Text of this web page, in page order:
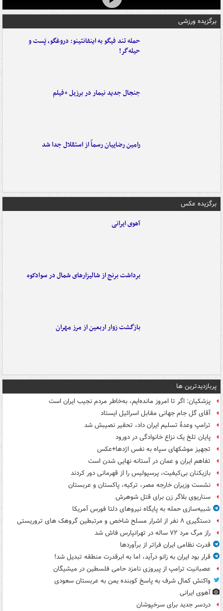
برگزیده ورزشی
حمله تند فیگو به اینفانتینو: دروغگو، پَست‌ و
حیله‌گر!
جنجال جدید نیمار در برزیل +فیلم
رامین رضاییان رسماً از استقلال جدا شد
برگزیده عکس
آهوی ایرانی
برداشت برنج از شالیزارهای شمال در سوادکوه
بازگشت زوار اربعین از مرز مهران
پربازدیدترین ها
پزشکیان: اگر تا امروز مانده‌ایم، به‌خاطر مردم نجیب ایران است
آقای گل جام جهانی مقابل اسرائیل ایستاد
ترامپ وعدۀ تسلیم ایران داد، تحقیر نصیبش شد
پایان تلخ یک نزاع خانوادگی در دورود
تجهیز موشکهای سپاه به نفس اژدها+عکس
تفاهم ایران و عمان در آستانه نهایی شدن است
بازیکنان بی‌کیفیت، پرسپولیس را از قهرمانی دور کردند
نشست وزیران خارجه مصر، ترکیه، پاکستان و عربستان
سناریوی بلاگر زن برای قتل شوهرش
شبیه‌سازی حمله به پایگاه نیروهای دلتا فورس آمریکا
دستگیری ۸ نفر از اشرار مسلح شاخص و مرتبطین گروهک های تروریستی
راز مرگ مرد ۷۲ ساله در تهرانپارس فاش شد
قدرت نظامی ایران فراتر از برآوردها
قرار بود ایران به زانو درآید، اما به ابرقدرت منطقه تبدیل شد!
عصبانیت ترامپ از پیروزی نامزد حامی فلسطین در میشیگان
واکنش کمال شرف به پاسخ کوبنده یمن به عربستان سعودی
آهوی ایرانی
دردسر جدید برای سرخپوشان